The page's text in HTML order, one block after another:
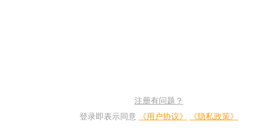
注册有问题？
登录即表示同意
《用户协议》 《隐私政策》